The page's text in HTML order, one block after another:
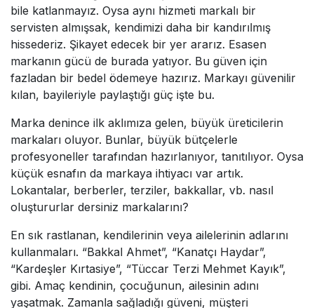
bile katlanmayız. Oysa aynı hizmeti markalı bir
servisten almışsak, kendimizi daha bir kandırılmış
hissederiz. Şikayet edecek bir yer ararız. Esasen
markanın gücü de burada yatıyor. Bu güven için
fazladan bir bedel ödemeye hazırız. Markayı güvenilir
kılan, bayileriyle paylaştığı güç işte bu.
Marka denince ilk aklımıza gelen, büyük üreticilerin
markaları oluyor. Bunlar, büyük bütçelerle
profesyoneller tarafından hazırlanıyor, tanıtılıyor. Oysa
küçük esnafın da markaya ihtiyacı var artık.
Lokantalar, berberler, terziler, bakkallar, vb. nasıl
oluştururlar dersiniz markalarını?
En sık rastlanan, kendilerinin veya ailelerinin adlarını
kullanmaları. “Bakkal Ahmet”, “Kanatçı Haydar”,
“Kardeşler Kırtasiye”, “Tüccar Terzi Mehmet Kayık”,
gibi. Amaç kendinin, çocuğunun, ailesinin adını
yaşatmak. Zamanla sağladığı güveni, müşteri